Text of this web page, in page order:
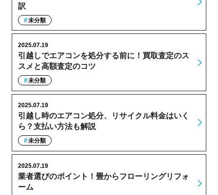
訳
未分類
引越しでエアコンを処分する前に！買取査定のス
スメと高額査定のコツ
2025.07.19
未分類
引越し時のエアコン処分、リサイクル料金はいく
ら？支払い方法も解説
2025.07.19
未分類
業者選びのポイント！畳からフローリングリフォ
ーム
2025.07.19